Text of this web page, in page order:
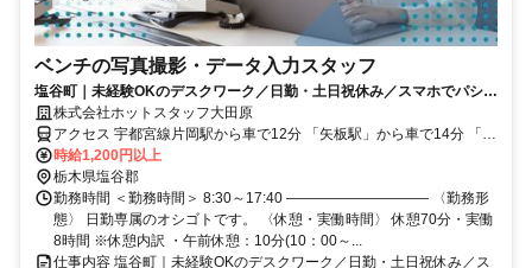
ベンチの写真撮影・データ入力スタッフ
塩谷町｜未経験OKのデスクワーク／日勤・土日祝休み／スマホでパシャ
ッと◎製品の写真撮影＆データ入力！
株式会社ホットスタッフ大田原
アクセス 宇都宮線片岡駅から車で12分 「矢板駅」から車で14分 「蒲
須板駅」から車で14分 ●マイカー通勤OK！ ●自転車・バイク通勤
OK！ ●無料駐車場・駐輪場あり♪
時給1,200円以上
栃木県塩谷郡
勤務時間 ＜勤務時間＞ 8:30～17:40 ―――――――――― 〈勤務形
態〉 日勤専属のオシゴトです。 〈休憩・実働時間〉 休憩70分・実働
8時間 ※休憩内訳 ・午前休憩：10分(10：00～...
仕事内容 塩谷町｜未経験OKのデスクワーク／日勤・土日祝休み／ス